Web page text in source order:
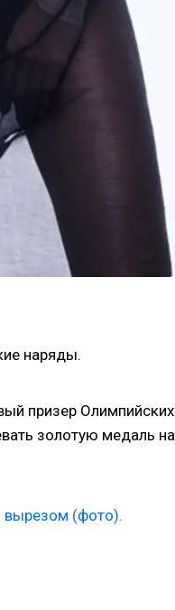
наряды.
призер Олимпийских
золотую медаль на
вырезом (фото).